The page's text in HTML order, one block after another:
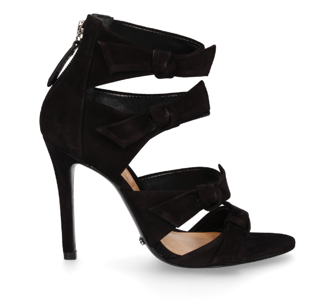
MICHAEL KORS
SANDALIA PALA
ANCHA PIEL NEGRO
001 NOIR
195,00 CULT GAIA
PALA HIELO+VINILO
Antique White